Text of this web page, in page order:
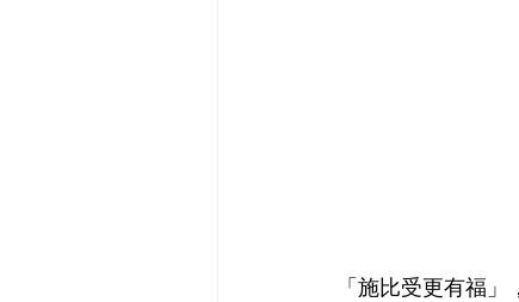
「施比受更有福